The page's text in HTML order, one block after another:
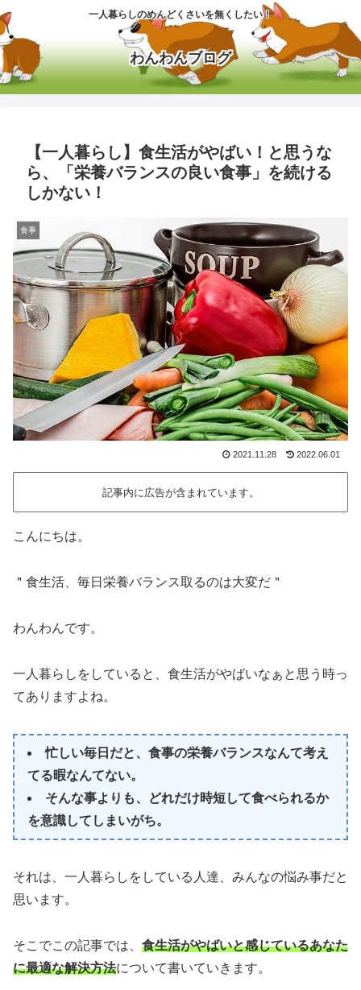
一人暮らしのめんどくさいを無くしたい！
わんわんブログ
【一人暮らし】食生活がやばい！と思うな
ら、「栄養バランスの良い食事」を続ける
しかない！
食事
2021.11.28 2022.06.01
記事内に広告が含まれています。
こんにちは。
＂食生活、毎日栄養バランス取るのは大変だ＂
わんわんです。
一人暮らしをしていると、食生活がやばいなぁと思う時っ
てありますよね。
忙しい毎日だと、食事の栄養バランスなんて考え
てる暇なんてない。
そんな事よりも、どれだけ時短して食べられるか
を意識してしまいがち。
それは、一人暮らしをしている人達、みんなの悩み事だと
思います。
そこでこの記事では、 食生活がやばいと感じているあなた
に最適な解決方法について書いていきます。